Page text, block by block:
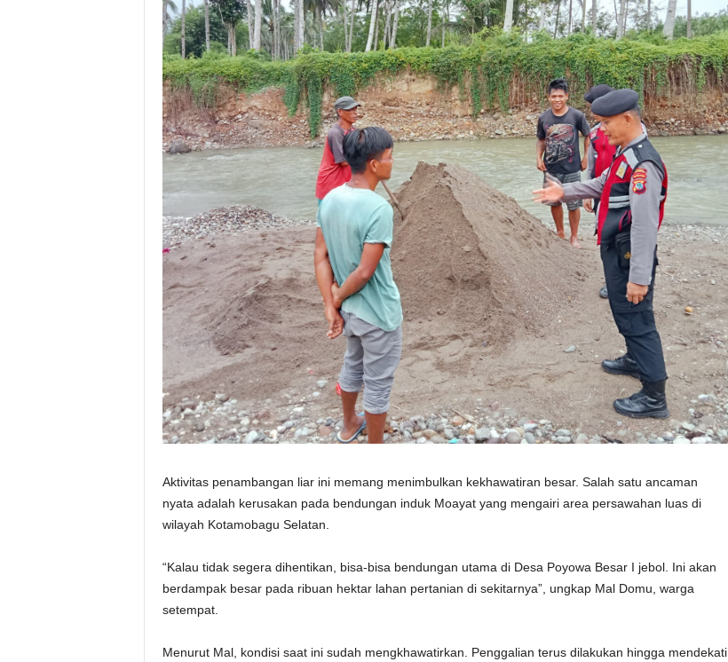
Aktivitas penambangan liar ini memang menimbulkan kekhawatiran besar. Salah satu ancaman
nyata adalah kerusakan pada bendungan induk Moayat yang mengairi area persawahan luas di
wilayah Kotamobagu Selatan.
“Kalau tidak segera dihentikan, bisa-bisa bendungan utama di Desa Poyowa Besar I jebol. Ini akan
berdampak besar pada ribuan hektar lahan pertanian di sekitarnya”, ungkap Mal Domu, warga
setempat.
Menurut Mal, kondisi saat ini sudah mengkhawatirkan. Penggalian terus dilakukan hingga mendekati